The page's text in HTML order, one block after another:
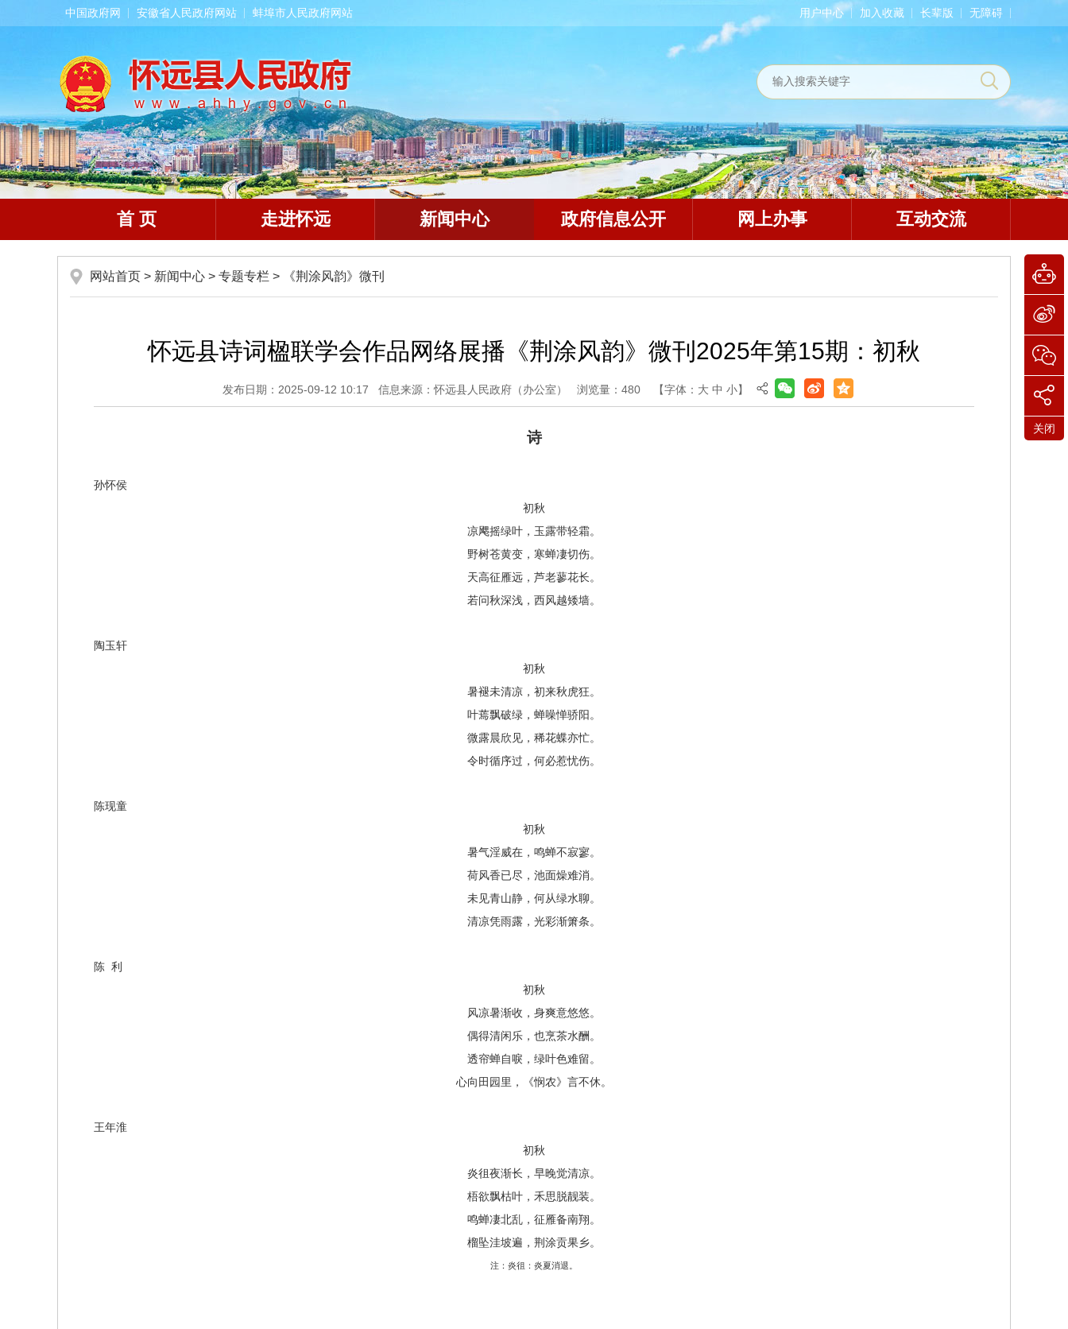
中国政府网 安徽省人民政府网站 蚌埠市人民政府网站 用户中心 加入收藏 长辈版 无障碍
首 页 走进怀远 新闻中心 政府信息公开 网上办事 互动交流
网站首页 > 新闻中心 > 专题专栏 > 《荆涂风韵》微刊
怀远县诗词楹联学会作品网络展播《荆涂风韵》微刊2025年第15期：初秋
发布日期：2025-09-12 10:17 信息来源：怀远县人民政府（办公室） 浏览量： 480 【字体： 大 中 小】
诗
孙怀侯
初秋
凉飔摇绿叶，玉露带轻霜。
野树苍黄变，寒蝉凄切伤。
天高征雁远，芦老蓼花长。
若问秋深浅，西风越矮墙。
陶玉轩
初秋
暑褪未清凉，初来秋虎狂。
叶蔫飘破绿，蝉噪惮骄阳。
微露晨欣见，稀花蝶亦忙。
令时循序过，何必惹忧伤。
陈现童
初秋
暑气淫威在，鸣蝉不寂寥。
荷风香已尽，池面燥难消。
未见青山静，何从绿水聊。
清凉凭雨露，光彩渐箫条。
陈 利
初秋
风凉暑渐收，身爽意悠悠。
偶得清闲乐，也烹茶水酬。
透帘蝉自唳，绿叶色难留。
心向田园里，《悯农》言不休。
王年淮
初秋
炎徂夜渐长，早晚觉清凉。
梧欲飘枯叶，禾思脱靓装。
鸣蝉凄北乱，征雁备南翔。
榴坠洼坡遍，荆涂贡果乡。
注：炎徂：炎夏消退。
关闭